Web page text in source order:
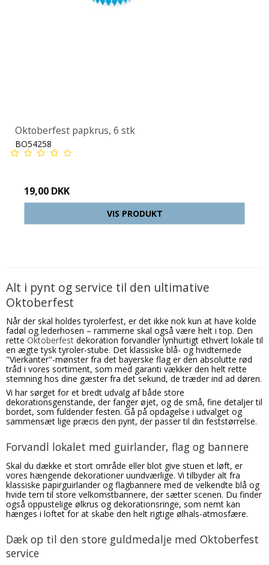
Oktoberfest papkrus, 6 stk
BO54258
19,00 DKK
VIS PRODUKT
Alt i pynt og service til den ultimative
Oktoberfest
Når der skal holdes tyrolerfest, er det ikke nok kun at have kolde
fadøl og lederhosen – rammerne skal også være helt i top. Den
rette Oktoberfest dekoration forvandler lynhurtigt ethvert lokale til
en ægte tysk tyroler-stube. Det klassiske blå- og hvidternede
"Vierkanter"-mønster fra det bayerske flag er den absolutte rød
tråd i vores sortiment, som med garanti vækker den helt rette
stemning hos dine gæster fra det sekund, de træder ind ad døren.
Vi har sørget for et bredt udvalg af både store
dekorationsgenstande, der fanger øjet, og de små, fine detaljer til
bordet, som fuldender festen. Gå på opdagelse i udvalget og
sammensæt lige præcis den pynt, der passer til din feststørrelse.
Forvandl lokalet med guirlander, flag og bannere
Skal du dække et stort område eller blot give stuen et løft, er
vores hængende dekorationer uundværlige. Vi tilbyder alt fra
klassiske papirguirlander og flagbannere med de velkendte blå og
hvide tern til store velkomstbannere, der sætter scenen. Du finder
også oppustelige ølkrus og dekorationsringe, som nemt kan
hænges i loftet for at skabe den helt rigtige ølhals-atmosfære.
Dæk op til den store guldmedalje med Oktoberfest
service